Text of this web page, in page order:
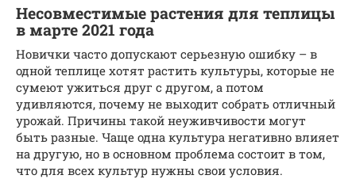
Несовместимые растения для теплицы
в марте 2021 года
Новички часто допускают серьезную ошибку – в
одной теплице хотят растить культуры, которые не
сумеют ужиться друг с другом, а потом
удивляются, почему не выходит собрать отличный
урожай. Причины такой неуживчивости могут
быть разные. Чаще одна культура негативно влияет
на другую, но в основном проблема состоит в том,
что для всех культур нужны свои условия.